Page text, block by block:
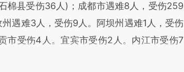
棉县受伤36人)；成都市遇难8人，受伤259
遇难3人，受伤9人。阿坝州遇难1人，受伤
市受伤4人。宜宾市受伤2人。内江市受伤7